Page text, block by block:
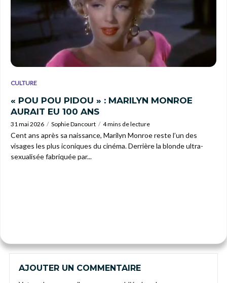
CULTURE
« POU POU PIDOU » : MARILYN MONROE
AURAIT EU 100 ANS
31 mai 2026 Sophie Dancourt 4 mins de lecture
Cent ans après sa naissance, Marilyn Monroe reste l’un des
visages les plus iconiques du cinéma. Derrière la blonde ultra-
sexualisée fabriquée par...
AJOUTER UN COMMENTAIRE